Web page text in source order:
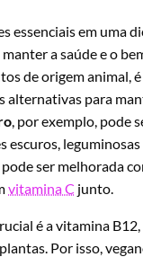
essenciais em uma
a saúde e o
de origem animal,
alternativas para
, por exemplo, pode
escuros, leguminosas
pode ser melhorada
vitamina C junto.
é a vitamina B12,
Por isso,